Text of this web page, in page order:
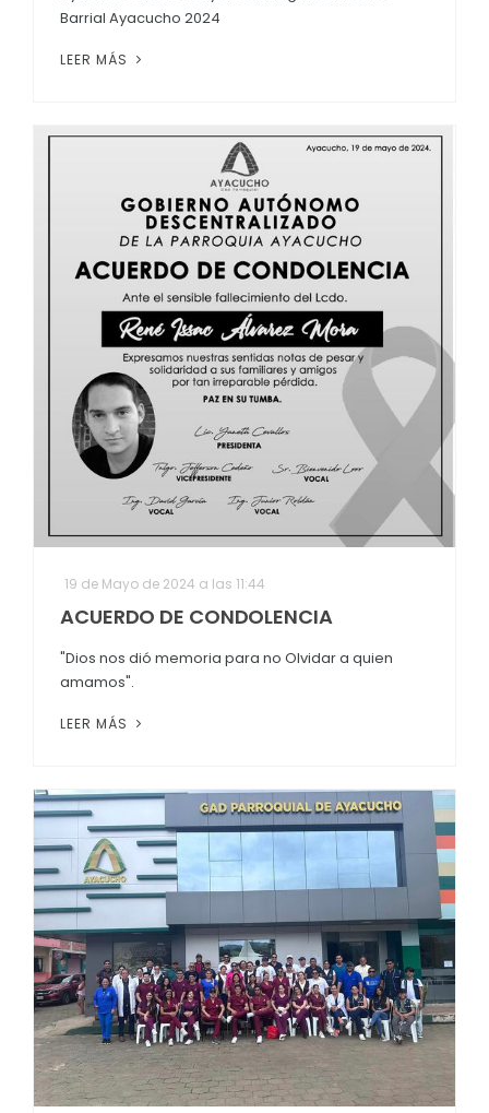
Barrial Ayacucho 2024
LEER MÁS
19 de Mayo de 2024 a las 11:44
ACUERDO DE CONDOLENCIA
"Dios nos dió memoria para no Olvidar a quien
amamos".
LEER MÁS